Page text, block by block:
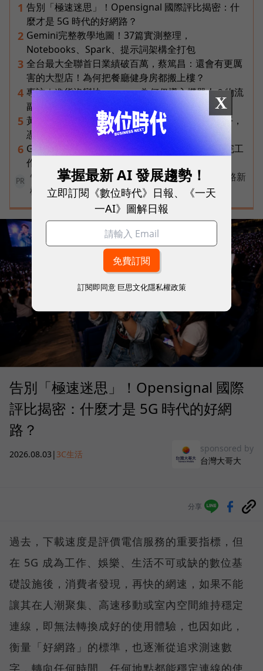
1 告別「極速迷思」！Opensignal 國際評比揭密：什
麼才是 5G 時代的好網路？
2 Gemini完整教學地圖！37篇實測整理，
Notebooks、Spark、提示詞架構全打包
3 全台最大全聯首日業績破百萬，蔡篤昌：還會有更厲
害的大型店！為何把餐廳健身房都搬上樓？
4 專訪｜進貨沒變快，momo為何仍導入機器人？物流
副總揭比拚速度更棘手的缺工難題
5 黃仁勳兆元宴永遠站最後一排！最低調的二代鄭平，
憑什麼讓台達電被市場重新定價？
6 Gemini Spark完整教學｜幫你讀Gmail、自動跑完工
作流程，3個超實用情境一次看
PR
告別極速迷思！台灣大哥大奪國際雙冠揭密好網路新
標準
告別「極速迷思」！Opensignal 國際
評比揭密：什麼才是 5G 時代的好網
路？
2026.08.03 | 3C生活
sponsored by
台灣大哥大
分享
過去，下載速度是評價電信服務的重要指標，但
在 5G 成為工作、娛樂、生活不可或缺的數位基
礎設施後，消費者發現，再快的網速，如果不能
讓其在人潮聚集、高速移動或室內空間維持穩定
連線，即無法轉換成好的使用體驗，也因如此，
衡量「好網路」的標準，也逐漸從追求測速數
字，轉向任何時間、任何地點都能穩定連線的使
X
掌握最新 AI 發展趨勢！
立即訂閱《數位時代》日報、《一天
一AI》圖解日報
訂閱即同意 巨思文化隱私權政策